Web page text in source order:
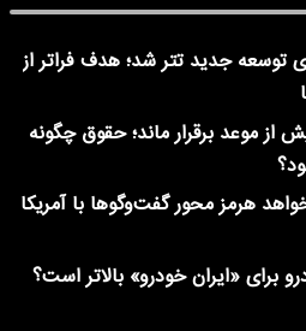
توسعه جدید تتر شد؛ هدف فراتر از
از موعد برقرار ماند؛ حقوق چگونه
هرمز محور گفت‌وگوها با آمریکا
برای «ایران خودرو» بالاتر است؟